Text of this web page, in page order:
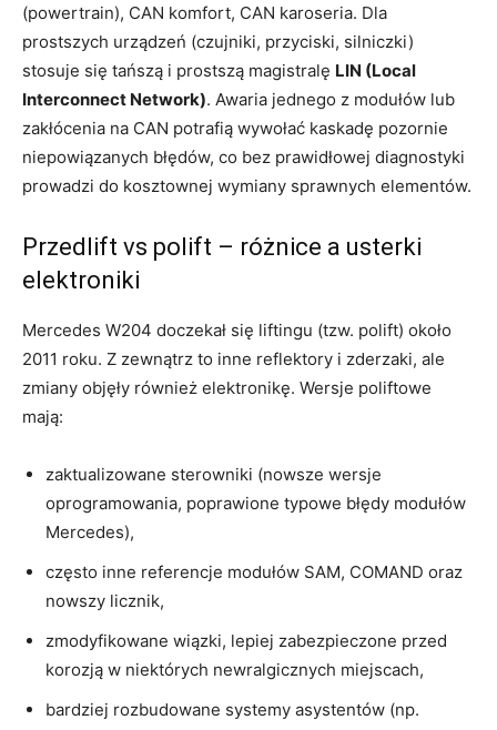
(powertrain), CAN komfort, CAN karoseria. Dla
prostszych urządzeń (czujniki, przyciski, silniczki)
stosuje się tańszą i prostszą magistralę LIN (Local
Interconnect Network). Awaria jednego z modułów lub
zakłócenia na CAN potrafią wywołać kaskadę pozornie
niepowiązanych błędów, co bez prawidłowej diagnostyki
prowadzi do kosztownej wymiany sprawnych elementów.
Przedlift vs polift – różnice a usterki
elektroniki
Mercedes W204 doczekał się liftingu (tzw. polift) około
2011 roku. Z zewnątrz to inne reflektory i zderzaki, ale
zmiany objęły również elektronikę. Wersje poliftowe
mają:
zaktualizowane sterowniki (nowsze wersje
oprogramowania, poprawione typowe błędy modułów
Mercedes),
często inne referencje modułów SAM, COMAND oraz
nowszy licznik,
zmodyfikowane wiązki, lepiej zabezpieczone przed
korozją w niektórych newralgicznych miejscach,
bardziej rozbudowane systemy asystentów (np.